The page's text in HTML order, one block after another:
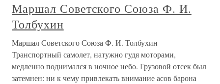
Маршал Советского Союза Ф. И.
Толбухин
Маршал Советского Союза Ф. И. Толбухин
Транспортный самолет, натужно гудя моторами,
медленно поднимался в ночное небо. Грузовой отсек был
затемнен: ни к чему привлекать внимание асов барона